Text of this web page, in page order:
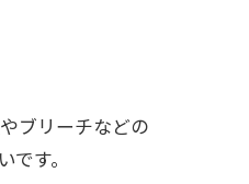
ブリーチなどの
す。